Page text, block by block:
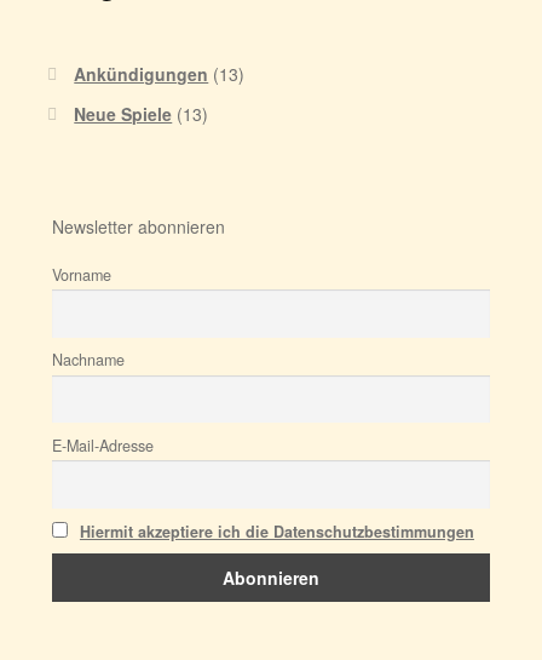
Ankündigungen (13)
Neue Spiele (13)
Newsletter abonnieren
Vorname
Nachname
E-Mail-Adresse
Hiermit akzeptiere ich die Datenschutzbestimmungen